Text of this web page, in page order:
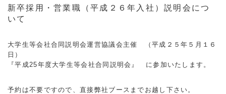
新卒採用・営業職（平成２６年入社）説明会につ
いて
大学生等会社合同説明会運営協議会主催 （平成２５年５月１６
日）
『平成25年度大学生等会社合同説明会』 に参加いたします。
予約は不要ですので、直接弊社ブースまでお越し下さい。